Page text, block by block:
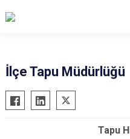
Acıpayam
Pamukkale
İlçe Tapu Müdürlüğü
Tapu